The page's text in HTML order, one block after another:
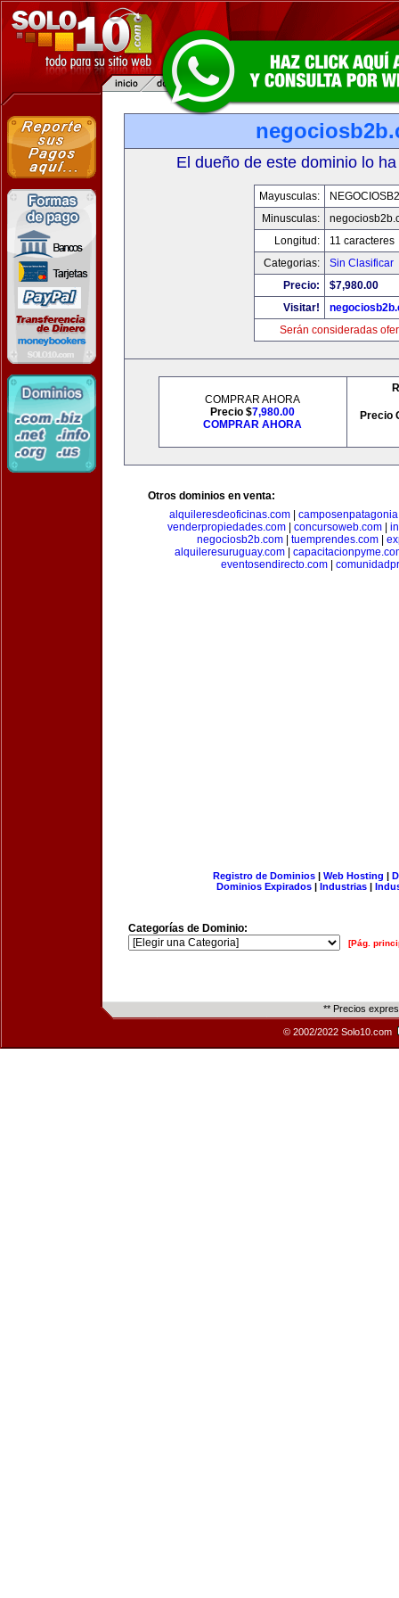
El dueño de este dominio lo
Mayusculas:
Minusculas:
Longitud:
11 caracteres
Categorias:
Sin Clasificar
Precio:
$7,980.00
Visitar!
Serán consideradas
COMPRAR AHORA
Precio $7,980.00
COMPRAR AHORA
Precio
Otros dominios en venta:
alquileresdeoficinas.com
venderpropiedades.com
concursoweb.com
negociosb2b.com| tuemprendes.com|
alquileresuruguay.com
eventosendirecto.com|
Registro de Dominios| Web Hosting |
Dominios Expirados | Industrias |
Categorías de Dominio:
[Pág.
** Precios
© 2002/2022 Solo10.com